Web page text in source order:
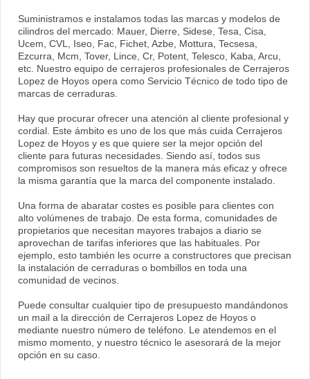
Suministramos e instalamos todas las marcas y modelos de
cilindros del mercado: Mauer, Dierre, Sidese, Tesa, Cisa,
Ucem, CVL, Iseo, Fac, Fichet, Azbe, Mottura, Tecsesa,
Ezcurra, Mcm, Tover, Lince, Cr, Potent, Telesco, Kaba, Arcu,
etc. Nuestro equipo de cerrajeros profesionales de Cerrajeros
Lopez de Hoyos opera como Servicio Técnico de todo tipo de
marcas de cerraduras.
Hay que procurar ofrecer una atención al cliente profesional y
cordial. Este ámbito es uno de los que más cuida Cerrajeros
Lopez de Hoyos y es que quiere ser la mejor opción del
cliente para futuras necesidades. Siendo así, todos sus
compromisos son resueltos de la manera más eficaz y ofrece
la misma garantía que la marca del componente instalado.
Una forma de abaratar costes es posible para clientes con
alto volúmenes de trabajo. De esta forma, comunidades de
propietarios que necesitan mayores trabajos a diario se
aprovechan de tarifas inferiores que las habituales. Por
ejemplo, esto también les ocurre a constructores que precisan
la instalación de cerraduras o bombillos en toda una
comunidad de vecinos.
Puede consultar cualquier tipo de presupuesto mandándonos
un mail a la dirección de Cerrajeros Lopez de Hoyos o
mediante nuestro número de teléfono. Le atendemos en el
mismo momento, y nuestro técnico le asesorará de la mejor
opción en su caso.